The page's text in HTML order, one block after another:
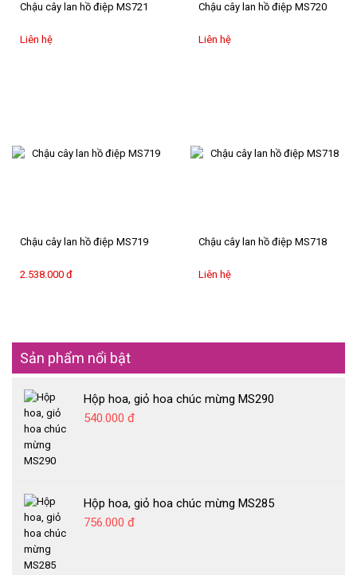
Chậu cây lan hồ điệp MS721
Liên hệ
Chậu cây lan hồ điệp MS720
Liên hệ
Chậu cây lan hồ điệp MS719
2.538.000 đ
Chậu cây lan hồ điệp MS718
Liên hệ
Sản phẩm nổi bật
Hộp hoa, giỏ hoa chúc mừng MS290
540.000 đ
Hộp hoa, giỏ hoa chúc mừng MS285
756.000 đ